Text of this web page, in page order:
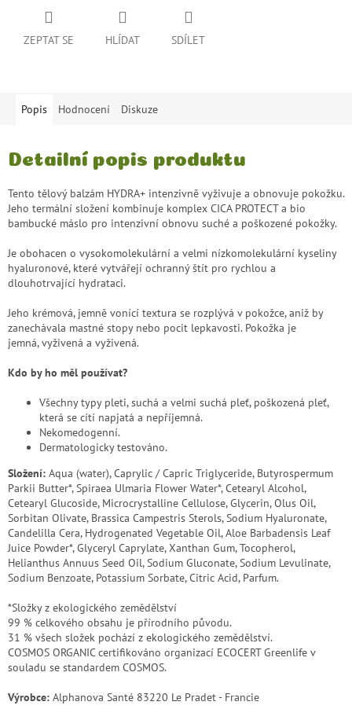
ZEPTAT SE HLÍDAT SDÍLET
Popis Hodnocení Diskuze
Detailní popis produktu
Tento tělový balzám HYDRA+ intenzivně vyživuje a obnovuje pokožku.
Jeho termální složení kombinuje komplex CICA PROTECT a bio
bambucké máslo pro intenzivní obnovu suché a poškozené pokožky.
Je obohacen o vysokomolekulární a velmi nízkomolekulární kyseliny
hyaluronové, které vytvářejí ochranný štít pro rychlou a
dlouhotrvající hydrataci.
Jeho krémová, jemně vonící textura se rozplývá v pokožce, aniž by
zanechávala mastné stopy nebo pocit lepkavosti. Pokožka je
jemná, vyživená a vyživená.
Kdo by ho měl používat?
Všechny typy pleti, suchá a velmi suchá pleť, poškozená pleť,
která se cítí napjatá a nepříjemná.
Nekomedogenní.
Dermatologicky testováno.
Složení: Aqua (water), Caprylic / Capric Triglyceride, Butyrospermum
Parkii Butter*, Spiraea Ulmaria Flower Water*, Cetearyl Alcohol,
Cetearyl Glucoside, Microcrystalline Cellulose, Glycerin, Olus Oil,
Sorbitan Olivate, Brassica Campestris Sterols, Sodium Hyaluronate,
Candelilla Cera, Hydrogenated Vegetable Oil, Aloe Barbadensis Leaf
Juice Powder*, Glyceryl Caprylate, Xanthan Gum, Tocopherol,
Helianthus Annuus Seed Oil, Sodium Gluconate, Sodium Levulinate,
Sodium Benzoate, Potassium Sorbate, Citric Acid, Parfum.
*Složky z ekologického zemědělství
99 % celkového obsahu je přírodního původu.
31 % všech složek pochází z ekologického zemědělství.
COSMOS ORGANIC certifikováno organizací ECOCERT Greenlife v
souladu se standardem COSMOS.
Výrobce: Alphanova Santé 83220 Le Pradet - Francie